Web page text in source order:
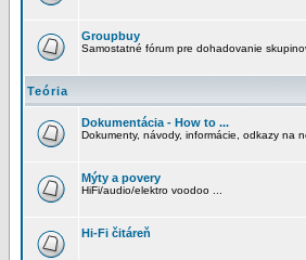
Groupbuy
Samostatné fórum pre dohadovanie
Teória
Dokumentácia - How to ...
Dokumenty, návody, informácie, odkazy na
Mýty a povery
HiFi/audio/elektro voodoo ...
Hi-Fi čitáreň